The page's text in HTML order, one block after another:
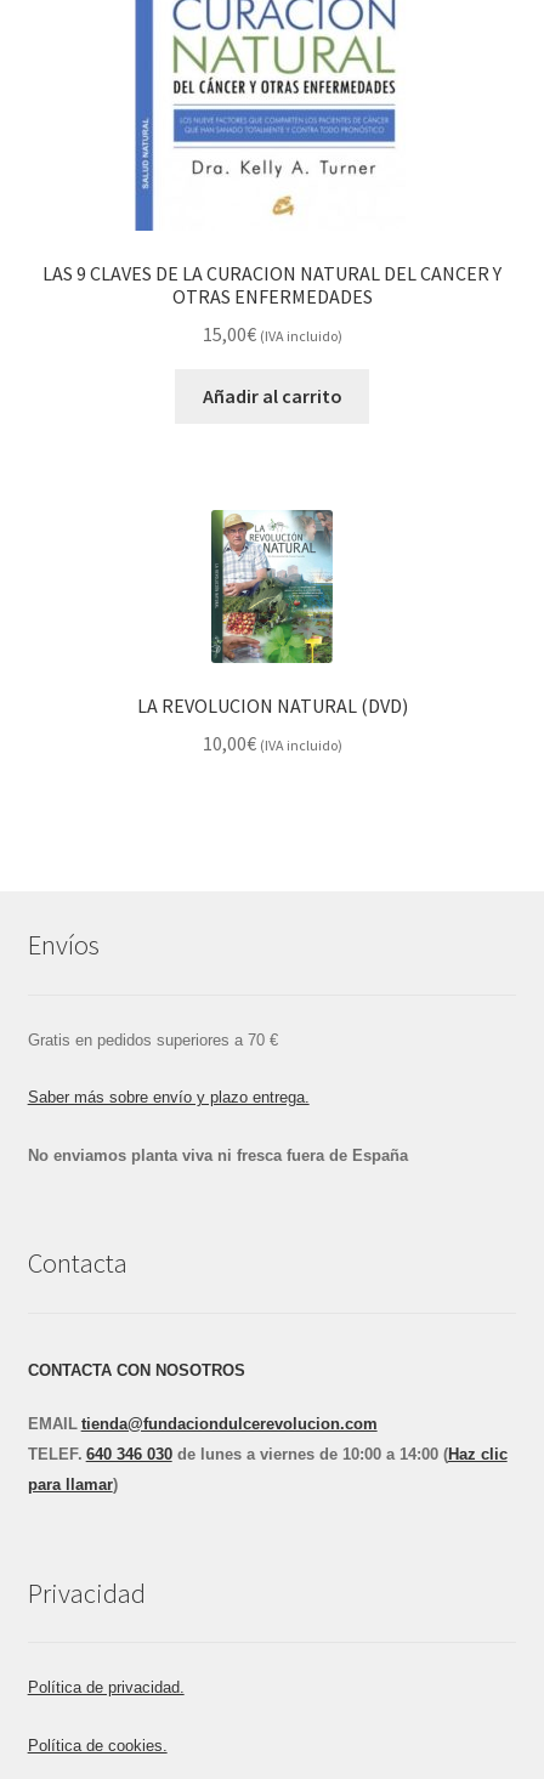
LAS 9 CLAVES DE LA CURACION NATURAL DEL CANCER Y
OTRAS ENFERMEDADES
15,00€ (IVA incluido)
Añadir al carrito
LA REVOLUCION NATURAL (DVD)
10,00€ (IVA incluido)
Envíos
Gratis en pedidos superiores a 70 €
Saber más sobre envío y plazo entrega.
No enviamos planta viva ni fresca fuera de España
Contacta
CONTACTA CON NOSOTROS
EMAIL tienda@fundaciondulcerevolucion.com
TELE F. 640 346 030de lunes a viernes de 10:00 a 14:00 (Haz clic
para llamar)
Privacidad
Política de privacidad.
Política de cookies.